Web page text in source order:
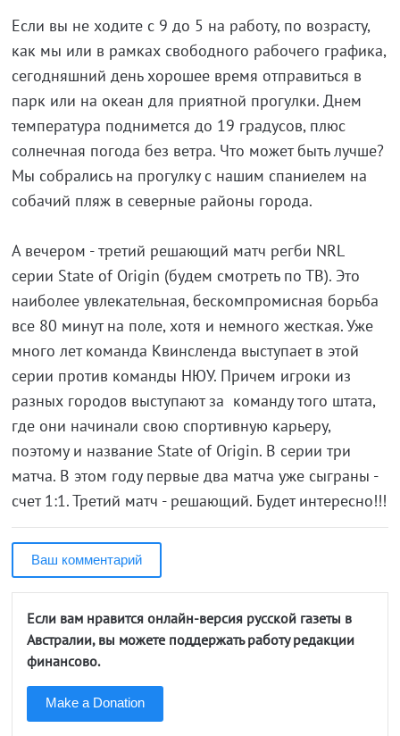
Если вы не ходите с 9 до 5 на работу, по возрасту,
как мы или в рамках свободного рабочего графика,
сегодняшний день хорошее время отправиться в
парк или на океан для приятной прогулки. Днем
температура поднимется до 19 градусов, плюс
солнечная погода без ветра. Что может быть лучше?
Мы собрались на прогулку с нашим спаниелем на
собачий пляж в северные районы города.
А вечером - третий решающий матч регби NRL
серии State of Origin (будем смотреть по ТВ). Это
наиболее увлекательная, бескомпромисная борьба
все 80 минут на поле, хотя и немного жесткая. Уже
много лет команда Квинсленда выступает в этой
серии против команды НЮУ. Причем игроки из
разных городов выступают за команду того штата,
где они начинали свою спортивную карьеру,
поэтому и название State of Origin. В серии три
матча. В этом году первые два матча уже сыграны -
счет 1:1. Третий матч - решающий. Будет интересно!!!
Ваш комментарий
Если вам нравится онлайн-версия русской газеты в
Австралии, вы можете поддержать работу редакции
финансово.
Make a Donation